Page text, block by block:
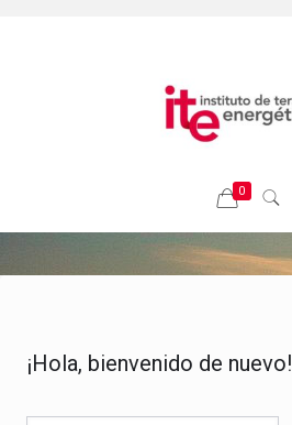
0
¡Hola, bienvenido de nuevo!